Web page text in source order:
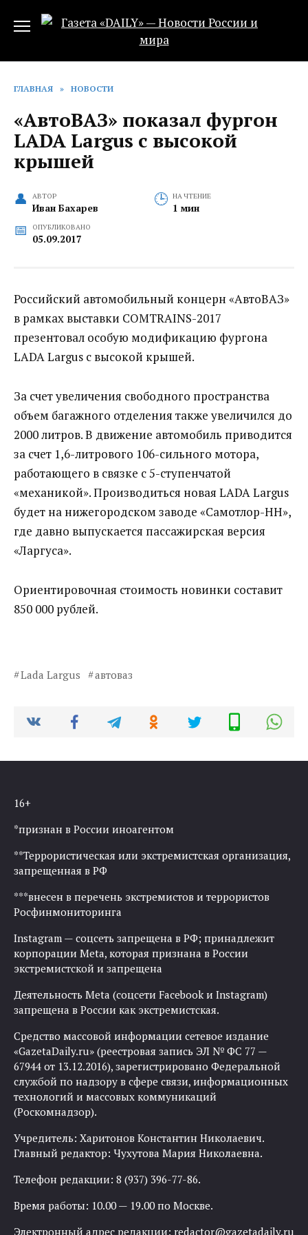
ГЛАВНАЯ » НОВОСТИ
«АвтоВАЗ» показал фургон
LADA Largus с высокой
крышей‍
АВТОР
Иван Бахарев
НА ЧТЕНИЕ
1 мин
ОПУБЛИКОВАНО
05.09.2017
Российский автомобильный концерн «АвтоВАЗ»
в рамках выставки COMTRAINS-2017
презентовал особую модификацию фургона
LADA Largus с высокой крышей.
За счет увеличения свободного пространства
объем багажного отделения также увеличился до
2000 литров. В движение автомобиль приводится
за счет 1,6-литрового 106-сильного мотора,
работающего в связке с 5-ступенчатой
«механикой». Производиться новая LADA Largus
будет на нижегородском заводе «Самотлор-НН»,
где давно выпускается пассажирская версия
«Ларгуса».
Ориентировочная стоимость новинки составит
850 000 рублей.
Lada Largus автоваз
16+
*признан в России иноагентом
**Террористическая или экстремистская организация,
запрещенная в РФ
***внесен в перечень экстремистов и террористов
Росфинмониторинга
Instagram — соцсеть запрещена в РФ; принадлежит
корпорации Meta, которая признана в России
экстремистской и запрещена
Деятельность Meta (соцсети Facebook и Instagram)
запрещена в России как экстремистская.
Средство массовой информации сетевое издание
«GazetaDaily.ru» (реестровая запись ЭЛ № ФС 77 —
67944 от 13.12.2016), зарегистрировано Федеральной
службой по надзору в сфере связи, информационных
технологий и массовых коммуникаций
(Роскомнадзор).
Учредитель: Харитонов Константин Николаевич.
Главный редактор: Чухутова Мария Николаевна.
Телефон редакции: 8 (937) 396-77-86.
Время работы: 10.00 — 19.00 по Москве.
Электронный адрес редакции: redactor@gazetadaily.ru